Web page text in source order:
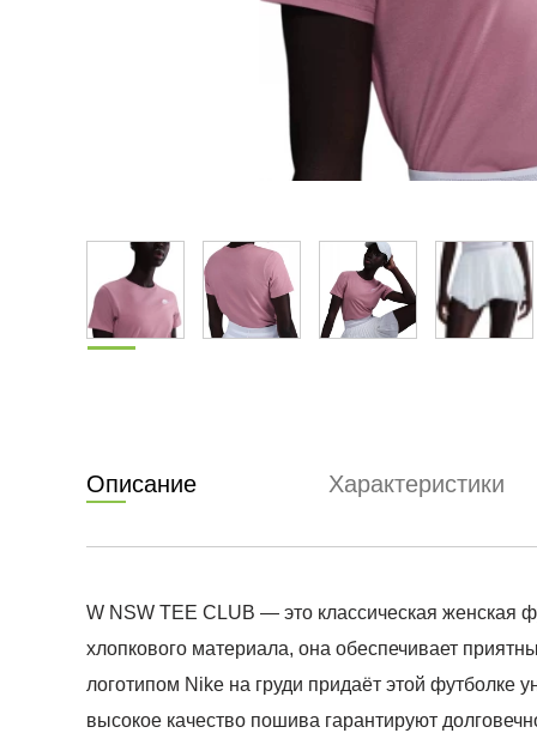
Описание Характеристики
W NSW TEE CLUB — это классическая женская
хлопкового материала, она обеспечивает
логотипом Nike на груди придаёт этой футболке
высокое качество пошива гарантируют